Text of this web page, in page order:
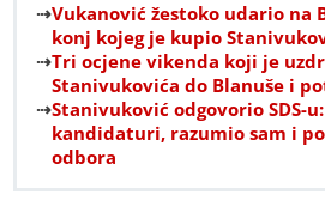
Vukanović žestoko udario na
konj kojeg je kupio
Tri ocjene vikenda koji je
Stanivukovića do Blanuše i
Stanivuković odgovorio SDS-
kandidaturi, razumio sam i
odbora